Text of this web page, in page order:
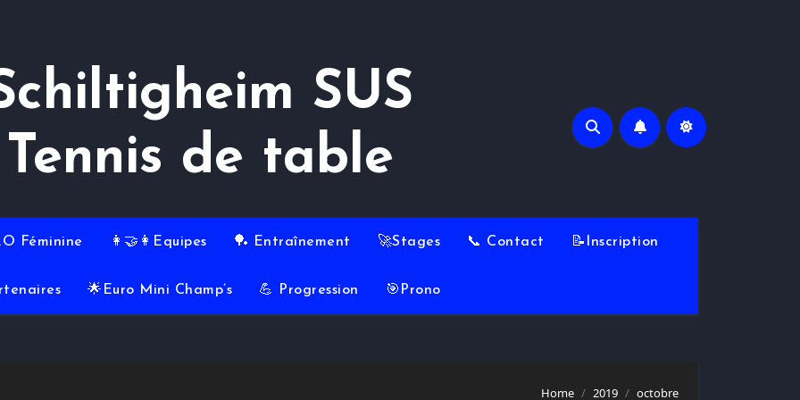
SUS
Tennis de table
Féminine 👩‍🤝‍👩Equipes 🏓 Entraînement 🚀Stages 📞 Contact 📝Inscription
🌟Euro Mini Champ’s 💪 Progression 🎯Prono
Home 2019 octobre